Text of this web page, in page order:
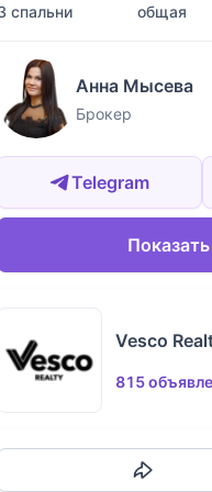
спальни общая
Анна Мысева
Брокер
Telegram
Vesco
815